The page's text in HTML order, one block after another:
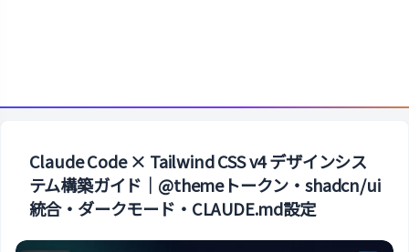
Claude Code × Tailwind CSS v4 デザインシス
テム構築ガイド｜@themeトークン・shadcn/ui
統合・ダークモード・CLAUDE.md設定